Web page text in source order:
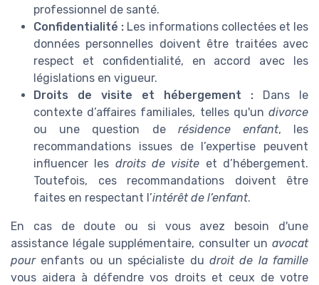
professionnel de santé.
Confidentialité : Les informations collectées et les
données personnelles doivent être traitées avec
respect et confidentialité, en accord avec les
législations en vigueur.
Droits de visite et hébergement : Dans le
contexte d’affaires familiales, telles qu'un divorce
ou une question de résidence enfant, les
recommandations issues de l’expertise peuvent
influencer les droits de visite et d’hébergement.
Toutefois, ces recommandations doivent être
faites en respectant l’intérêt de l’enfant.
En cas de doute ou si vous avez besoin d'une
assistance légale supplémentaire, consulter un avocat
pourenfants ou un spécialiste du droit de la famille
vous aidera à défendre vos droits et ceux de votre